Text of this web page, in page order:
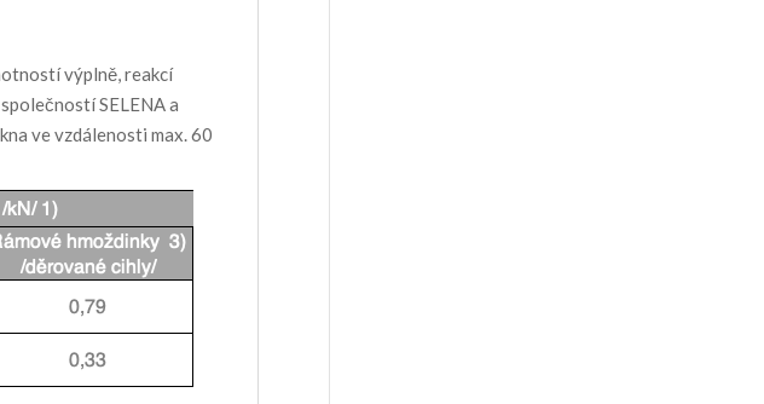
výplně, reakcí
SELENA a
ve vzdálenosti max. 60